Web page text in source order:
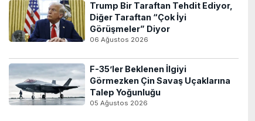
Trump Bir Taraftan Tehdit Ediyor,
Diğer Taraftan “Çok İyi
Görüşmeler” Diyor
06 Ağustos 2026
F-35’ler Beklenen İlgiyi
Görmezken Çin Savaş Uçaklarına
Talep Yoğunluğu
05 Ağustos 2026